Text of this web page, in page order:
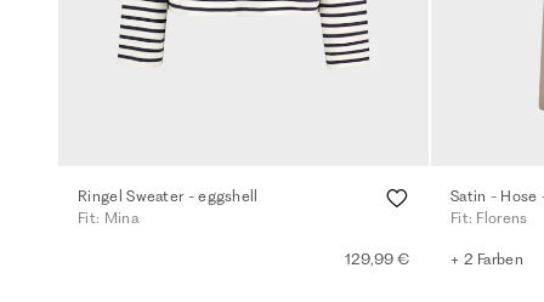
Ringel Sweater - eggshell
Fit: Mina
129,99 €
Satin - Hose
Fit: Florens
+ 2 Farben